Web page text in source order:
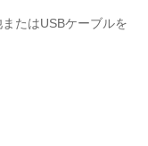
たはUSBケーブルを